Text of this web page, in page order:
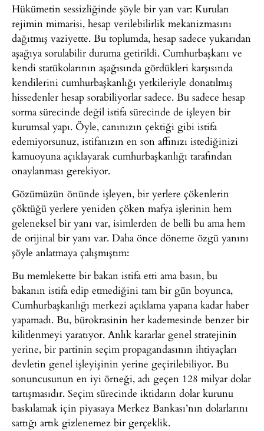
Hükümetin sessizliğinde şöyle bir yan var: Kurulan
rejimin mimarisi, hesap verilebilirlik mekanizmasını
dağıtmış vaziyette. Bu toplumda, hesap sadece yukarıdan
aşağıya sorulabilir duruma getirildi. Cumhurbaşkanı ve
kendi statükolarının aşağısında gördükleri karşısında
kendilerini cumhurbaşkanlığı yetkileriyle donatılmış
hissedenler hesap sorabiliyorlar sadece. Bu sadece hesap
sorma sürecinde değil istifa sürecinde de işleyen bir
kurumsal yapı. Öyle, canınızın çektiği gibi istifa
edemiyorsunuz, istifanızın en son affınızı istediğinizi
kamuoyuna açıklayarak cumhurbaşkanlığı tarafından
onaylanması gerekiyor.
Gözümüzün önünde işleyen, bir yerlere çökenlerin
çöktüğü yerlere yeniden çöken mafya işlerinin hem
geleneksel bir yanı var, isimlerden de belli bu ama hem
de orijinal bir yanı var. Daha önce döneme özgü yanını
şöyle anlatmaya çalışmıştım:
Bu memlekette bir bakan istifa etti ama basın, bu
bakanın istifa edip etmediğini tam bir gün boyunca,
Cumhurbaşkanlığı merkezi açıklama yapana kadar haber
yapamadı. Bu, bürokrasinin her kademesinde benzer bir
kilitlenmeyi yaratıyor. Anlık kararlar genel stratejinin
yerine, bir partinin seçim propagandasının ihtiyaçları
devletin genel işleyişinin yerine geçirilebiliyor. Bu
sonuncusunun en iyi örneği, adı geçen 128 milyar dolar
tartışmasıdır. Seçim sürecinde iktidarın dolar kurunu
baskılamak için piyasaya Merkez Bankası’nın dolarlarını
sattığı artık gizlenemez bir gerçeklik.